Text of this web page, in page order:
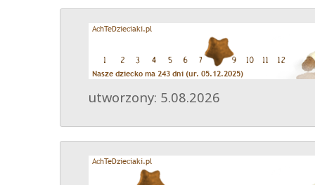
utworzony: 5.08.2026